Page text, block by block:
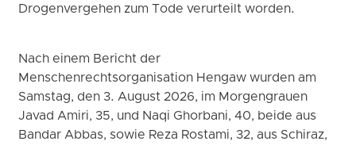
Drogenvergehen zum Tode verurteilt worden.
Nach einem Bericht der
Menschenrechtsorganisation Hengaw wurden am
Samstag, den 3. August 2026, im Morgengrauen
Javad Amiri, 35, und Naqi Ghorbani, 40, beide aus
Bandar Abbas, sowie Reza Rostami, 32, aus Schiraz,